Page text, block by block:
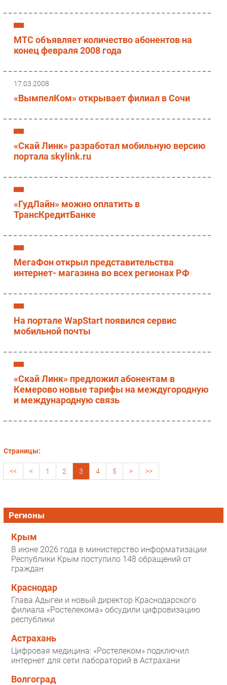
МТС объявляет количество абонентов на
конец февраля 2008 года
17.03.2008
«ВымпелКом» открывает филиал в Сочи
«Скай Линк» разработал мобильную версию
портала skylink.ru
«ГудЛайн» можно оплатить в
ТрансКредитБанке
МегаФон открыл представительства
интернет- магазина во всех регионах РФ
На портале WapStart появился сервис
мобильной почты
«Скай Линк» предложил абонентам в
Кемерово новые тарифы на междугородную
и международную связь
Страницы:
<< < 1 2 3 4 5 > >>
Регионы
Крым
В июне 2026 года в министерство информатизации
Республики Крым поступило 148 обращений от
граждан
Краснодар
Глава Адыгеи и новый директор Краснодарского
филиала «Ростелекома» обсудили цифровизацию
республики
Астрахань
Цифровая медицина: «Ростелеком» подключил
интернет для сети лабораторий в Астрахани
Волгоград